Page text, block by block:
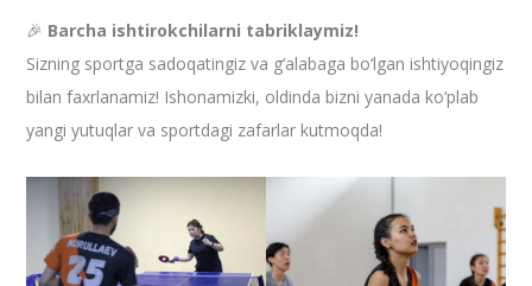
🎉 Barcha ishtirokchilarni tabriklaymiz!
Sizning sportga sadoqatingiz va g‘alabaga bo‘lgan ishtiyoqingiz
bilan faxrlanamiz! Ishonamizki, oldinda bizni yanada ko‘plab
yangi yutuqlar va sportdagi zafarlar kutmoqda!